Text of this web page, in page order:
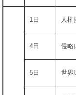
1日 人権
4日 侵略
5日 世界